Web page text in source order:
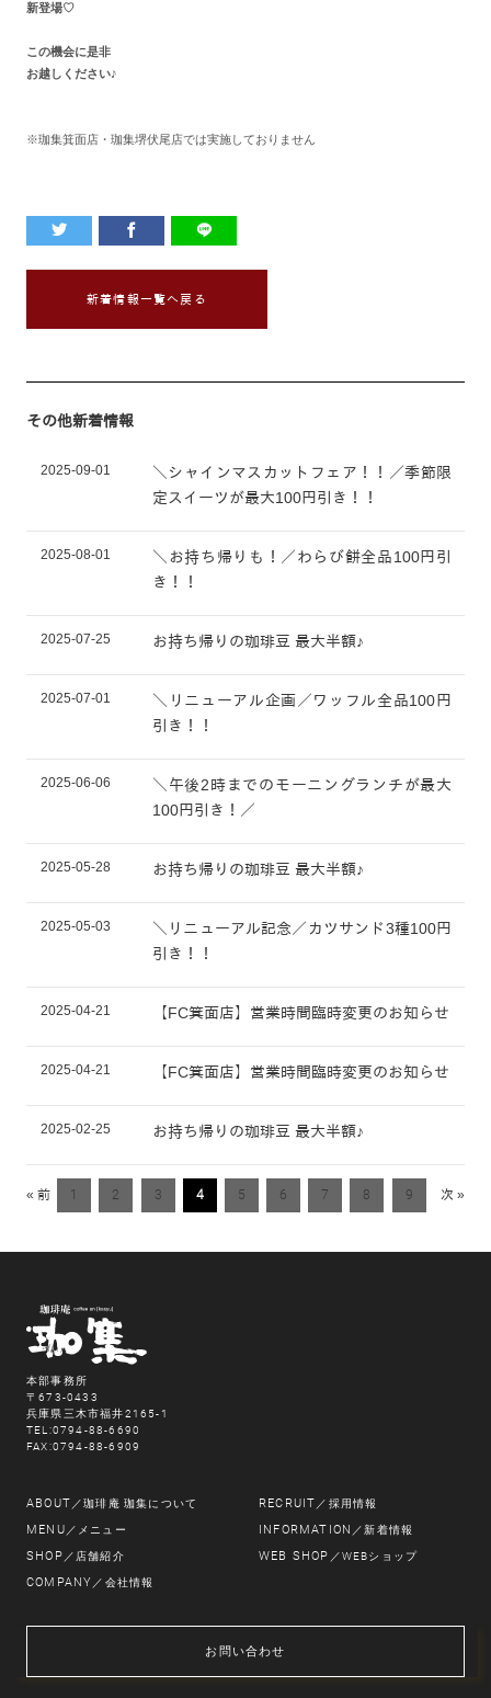
新登場♡
この機会に是非
お越しください♪
※珈集箕面店・珈集堺伏尾店では実施しておりません
新着情報一覧へ戻る
その他新着情報
2025-09-01
＼シャインマスカットフェア！！／季節限
定スイーツが最大100円引き！！
2025-08-01
＼お持ち帰りも！／わらび餅全品100円引
き！！
2025-07-25 お持ち帰りの珈琲豆 最大半額♪
2025-07-01
＼リニューアル企画／ワッフル全品100円
引き！！
2025-06-06
＼午後2時までのモーニングランチが最大
100円引き！／
2025-05-28 お持ち帰りの珈琲豆 最大半額♪
2025-05-03
＼リニューアル記念／カツサンド3種100円
引き！！
2025-04-21 【FC箕面店】営業時間臨時変更のお知らせ
2025-04-21 【FC箕面店】営業時間臨時変更のお知らせ
2025-02-25 お持ち帰りの珈琲豆 最大半額♪
« 前 1 2 3 4 5 6 7 8 9 次 »
本部事務所
〒673-0433
兵庫県三木市福井2165-1
TEL:0794-88-6690
FAX:0794-88-6909
ABOUT ／珈琲庵 珈集について RECRUIT ／採用情報
MENU ／メニュー INFORMATION ／新着情報
SHOP ／店舗紹介 WEB SHOP ／WEBショップ
COMPANY ／会社情報
お問い合わせ